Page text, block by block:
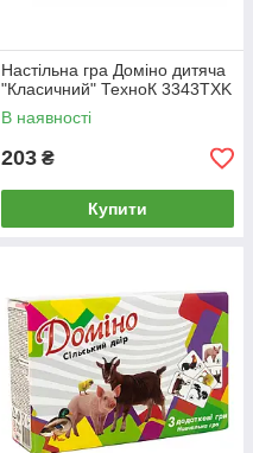
Настільна гра Доміно дитяча
"Класичний" ТехноК 3343TXK
В наявності
203 ₴
Купити